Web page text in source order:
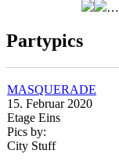
…
Partypics
MASQUERADE
15. Februar 2020
Etage Eins
Pics by:
City Stuff